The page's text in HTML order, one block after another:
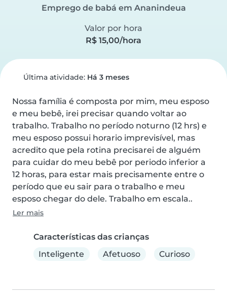
Emprego de babá em Ananindeua
Valor por hora
R$ 15,00/hora
Última atividade: Há 3 meses
Nossa família é composta por mim, meu esposo
e meu bebê, irei precisar quando voltar ao
trabalho. Trabalho no período noturno (12 hrs) e
meu esposo possui horario imprevisível, mas
acredito que pela rotina precisarei de alguém
para cuidar do meu bebê por periodo inferior a
12 horas, para estar mais precisamente entre o
período que eu sair para o trabalho e meu
esposo chegar do dele. Trabalho em escala..
Ler mais
Características das crianças
Inteligente
Afetuoso Curioso